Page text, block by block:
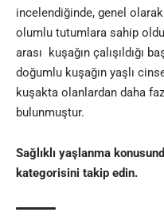
incelendiğinde, genel
olumlu tutumlara sahip
arası kuşağın çalışıldığı
doğumlu kuşağın yaşlı
kuşakta olanlardan daha
bulunmuştur.
Sağlıklı yaşlanma
kategorisini takip edin.